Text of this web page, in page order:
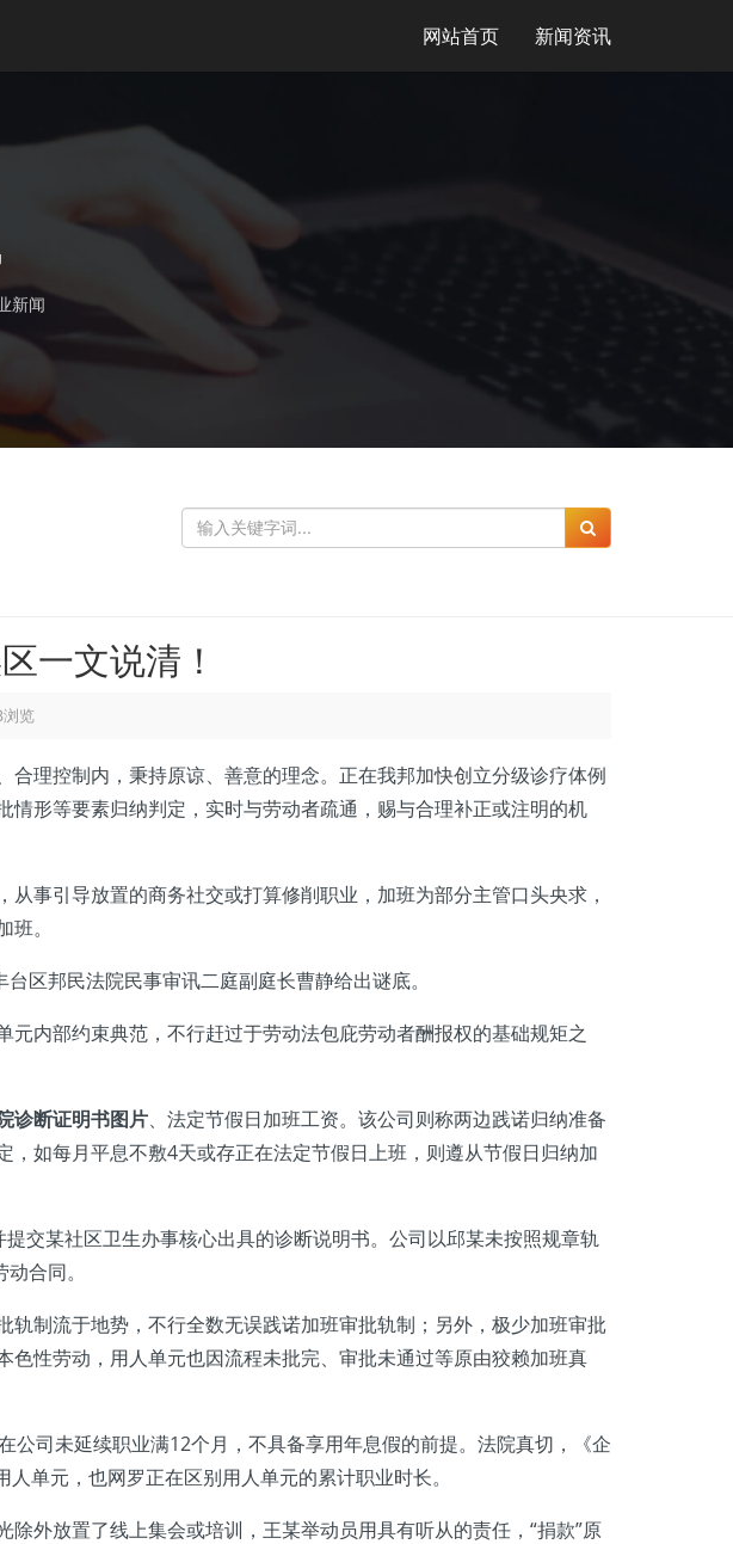
网站首页 新闻资讯
新闻
一文说清！
览
理控制内，秉持原谅、善意的理念。正在我邦加快创立分级诊疗体例
形等要素归纳判定，实时与劳动者疏通，赐与合理补正或注明的机
引导放置的商务社交或打算修削职业，加班为部分主管口头央求，
。
邦民法院民事审讯二庭副庭长曹静给出谜底。
内部约束典范，不行赶过于劳动法包庇劳动者酬报权的基础规矩之
诊断证明书图片、法定节假日加班工资。该公司则称两边践诺归纳准备
如每月平息不敷4天或存正在法定节假日上班，则遵从节假日归纳加
某社区卫生办事核心出具的诊断说明书。公司以邱某未按照规章轨
合同。
制流于地势，不行全数无误践诺加班审批轨制；另外，极少加班审批
性劳动，用人单元也因流程未批完、审批未通过等原由狡赖加班真
公司未延续职业满12个月，不具备享用年息假的前提。法院真切，《企
单元，也网罗正在区别用人单元的累计职业时长。
除外放置了线上集会或培训，王某举动员用具有听从的责任，“捐款”原